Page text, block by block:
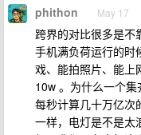
phithon May 17
跨界的对比很多是不
手机满负荷运行的时
戏、能拍照片、能上
10w 。为什么一个集
每秒计算几十万亿次
一样，电灯是不是太